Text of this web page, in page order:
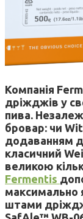
Компанія
дріжджів у
пива.
бровар: чи
додаванням
класичний
великою
Fermentis
максимально
штами